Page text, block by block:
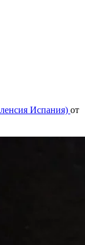
Испания) от